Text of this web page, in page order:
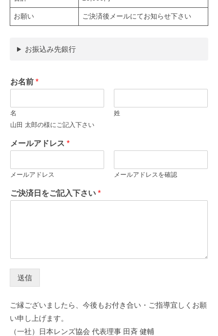
お願い ご決済後メールにてお知らせ下さい
お振込み先銀行
お名前 *
名
姓
山田 太郎の様にご記入下さい
メールアドレス *
メールアドレス メールアドレスを確認
ご決済日をご記入下さい *
送信
ご縁ございましたら、今後もお付き合い・ご指導宜しくお願
い申し上げます。
（一社）日本レンズ協会 代表理事 田斉 健輔